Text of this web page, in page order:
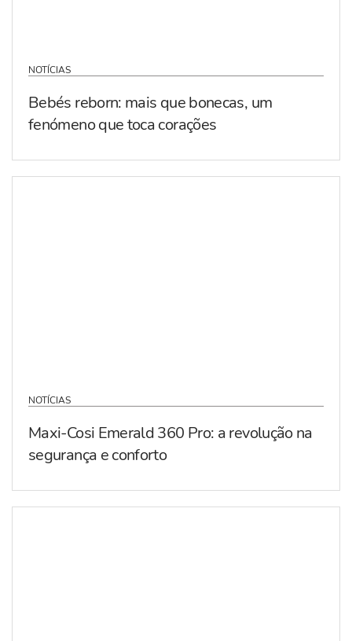
NOTÍCIAS
Bebés reborn: mais que bonecas, um
fenómeno que toca corações
NOTÍCIAS
Maxi-Cosi Emerald 360 Pro: a revolução na
segurança e conforto